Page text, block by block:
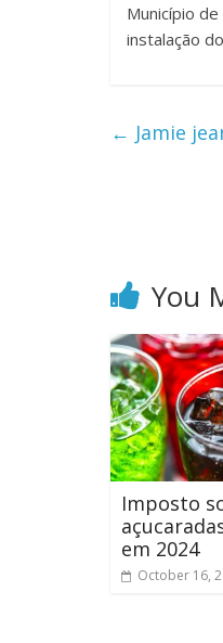
Município
instalação
← Jamie
You
Imposto
em 2024
October 16,